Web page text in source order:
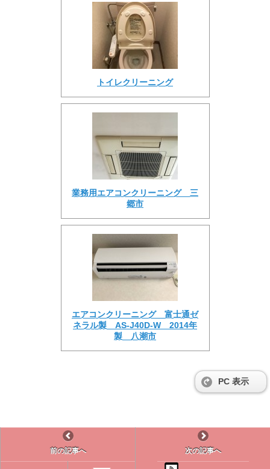
トイレクリーニング
業務用エアコンクリーニング 三
郷市
エアコンクリーニング 富士通ゼ
ネラル製 AS-J40D-W 2014年
製 八潮市
PC 表示
前の記事へ 次の記事へ